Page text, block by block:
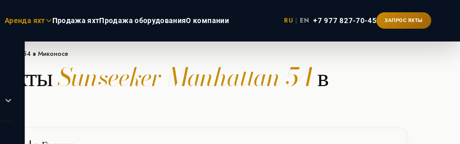
Аренда яхт
Пхукет
Москва
Продажа яхтПродажа оборудованияО компании RU | EN +7 977 827-70-45 ЗАПРОС ЯХТЫ
54 в Миконосе
яхтыSunseeker Manhattan 54в